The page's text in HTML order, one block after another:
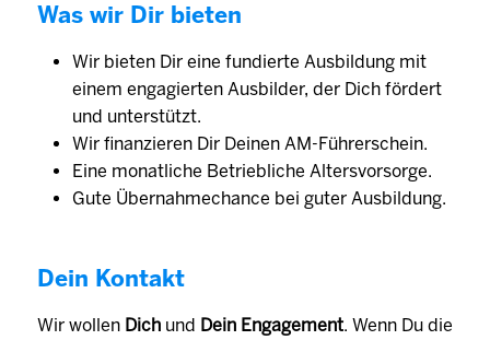
Was wir Dir bieten
Wir bieten Dir eine fundierte Ausbildung mit
einem engagierten Aus­bilder, der Dich fördert
und unter­stützt.
Wir finanzieren Dir Deinen AM-Führerschein.
Eine monat­liche Betrieb­liche Alters­vorsorge.
Gute Übernahmechance bei guter Ausbildung.
Dein Kontakt
Wir wollen Dich und Dein Engagement. Wenn Du die